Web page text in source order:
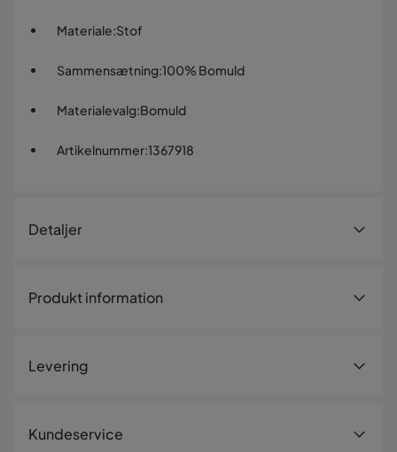
Materiale:Stof
Sammensætning:100% Bomuld
Materialevalg:Bomuld
Artikelnummer:1367918
Detaljer
Størrelse
Længde
Materiale
Produkt information
Levering
Kundeservice